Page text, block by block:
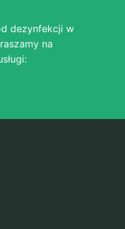
dezynfekcji w
na